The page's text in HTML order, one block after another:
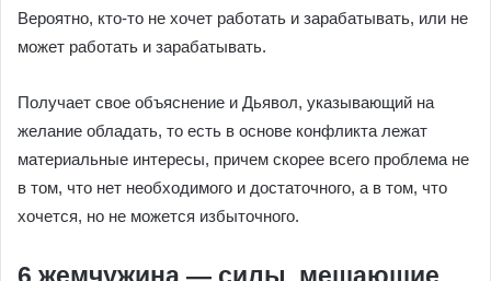
Вероятно, кто-то не хочет работать и зарабатывать, или не
может работать и зарабатывать.
Получает свое объяснение и Дьявол, указывающий на
желание обладать, то есть в основе конфликта лежат
материальные интересы, причем скорее всего проблема не
в том, что нет необходимого и достаточного, а в том, что
хочется, но не можется избыточного.
6 жемчужина — силы, мешающие